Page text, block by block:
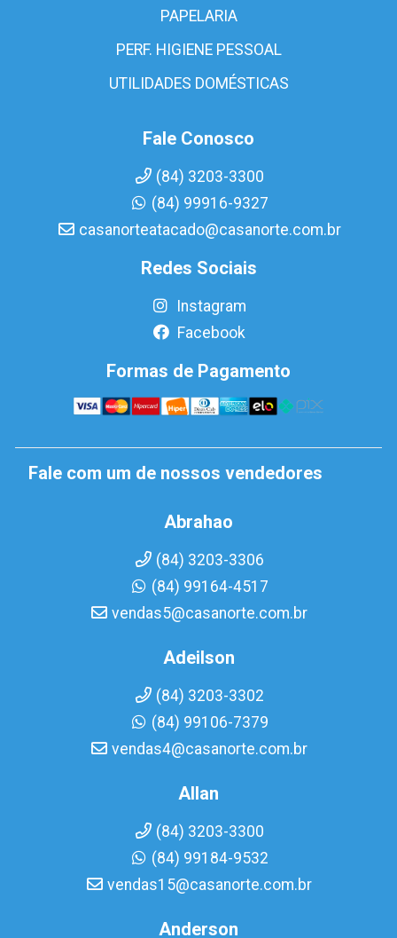
PAPELARIA
PERF. HIGIENE PESSOAL
UTILIDADES DOMÉSTICAS
Fale Conosco
(84) 3203-3300
(84) 99916-9327
casanorteatacado@casanorte.com.br
Redes Sociais
Instagram
Facebook
Formas de Pagamento
Fale com um de nossos vendedores
Abrahao
(84) 3203-3306
(84) 99164-4517
vendas5@casanorte.com.br
Adeilson
(84) 3203-3302
(84) 99106-7379
vendas4@casanorte.com.br
Allan
(84) 3203-3300
(84) 99184-9532
vendas15@casanorte.com.br
Anderson